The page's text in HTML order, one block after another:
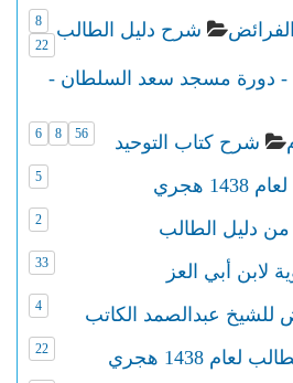
8 شرح دليل الطالب
22
- دورة مسجد سعد السلطان -
6 8 شرح كتاب التوحيد 56
هجري 5
دليل الطالب 2
لابن أبي العز 33
للشيخ عبدالصمد الكاتب 4
1438 هجري 22